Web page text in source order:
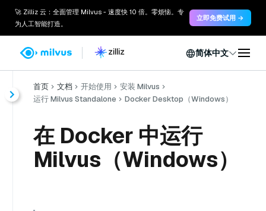
🚀 Zilliz 云：全面管理 Milvus - 速度快 10 倍。零烦恼。专
为人工智能打造。
立即免费试用 →
简体中文
首页 文档 开始使用
安装 Milvus
运行 Milvus Standalone
Docker Desktop（Windows）
在 Docker 中运行
Milvus（Windows）